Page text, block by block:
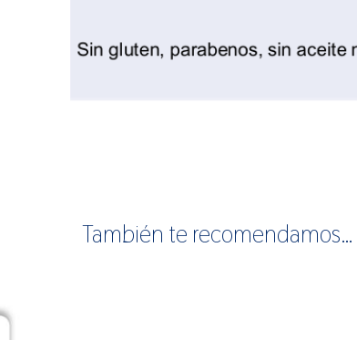
También te recomendamos…